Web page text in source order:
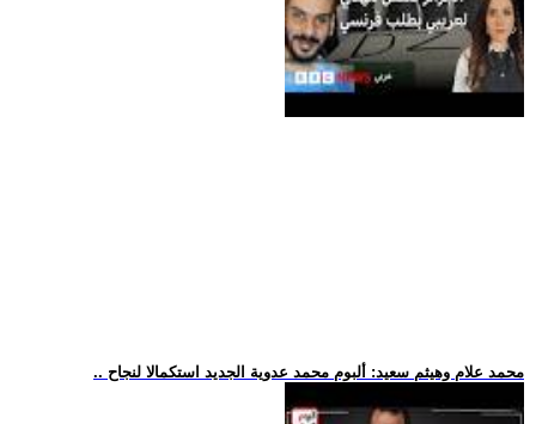
.. محمد علام وهيثم سعيد: ألبوم محمد عدوية الجديد استكمالا لنجاح